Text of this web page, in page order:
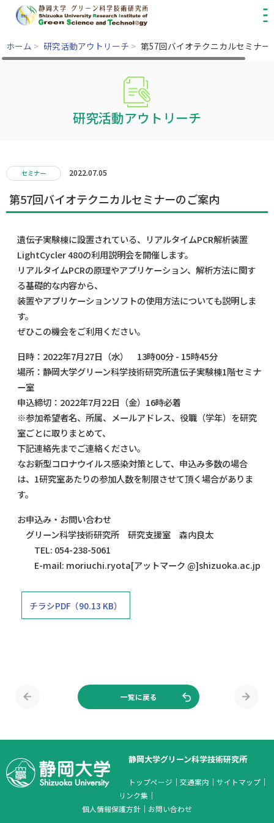
ホーム > 研究活動アウトリーチ > 第57回バイオテクニカルセミナー
研究活動アウトリーチ
セミナー 2022.07.05
第57回バイオテクニカルセミナーのご案内
遺伝子実験棟に設置されている、リアルタイムPCR解析装置
LightCycler 480の利用説明会を開催します。
リアルタイムPCRの原理やアプリケーション、解析方法に関す
る基礎的な内容から、
装置やアプリケーションソフトの使用方法についても説明しま
す。
ぜひこの機会をご利用ください。
日時：2022年7月27日（水） 13時00分 - 15時45分
場所：静岡大学グリーン科学技術研究所遺伝子実験棟1階セミナ
ー室
申込締切：2022年7月22日（金）16時必着
※参加希望者名、所属、メールアドレス、役職（学年）を研究
室ごとに取りまとめて、
下記連絡先までご連絡ください。
なお新型コロナウイルス感染対策として、申込み多数の場合
は、1研究室あたりの参加人数を制限させて頂く場合がありま
す。
お申込み・お問い合わせ
グリーン科学技術研究所 研究支援室 森内良太
TEL: 054-238-5061
E-mail: moriuchi.ryota[アットマーク @]shizuoka.ac.jp
チラシPDF（90.13 KB）
一覧に戻る
静岡大学グリーン科学技術研究所
トップページ ｜ 交通案内 ｜ サイトマップ ｜
リンク集 ｜
個人情報保護方針 ｜ お問い合わせ